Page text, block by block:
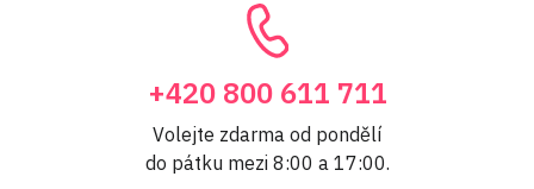
+420 800 611 711
Volejte zdarma od pondělí
do pátku mezi 8:00 a 17:00.